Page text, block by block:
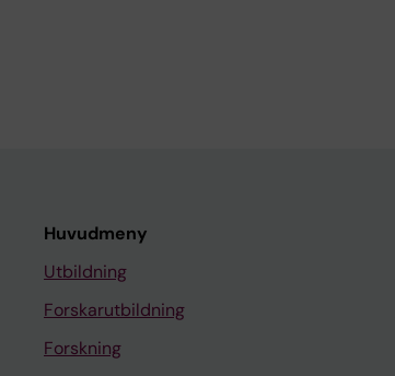
Huvudmeny
Utbildning
Forskarutbildning
Forskning